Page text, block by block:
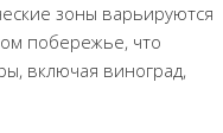
зоны варьируются
побережье, что
включая виноград,